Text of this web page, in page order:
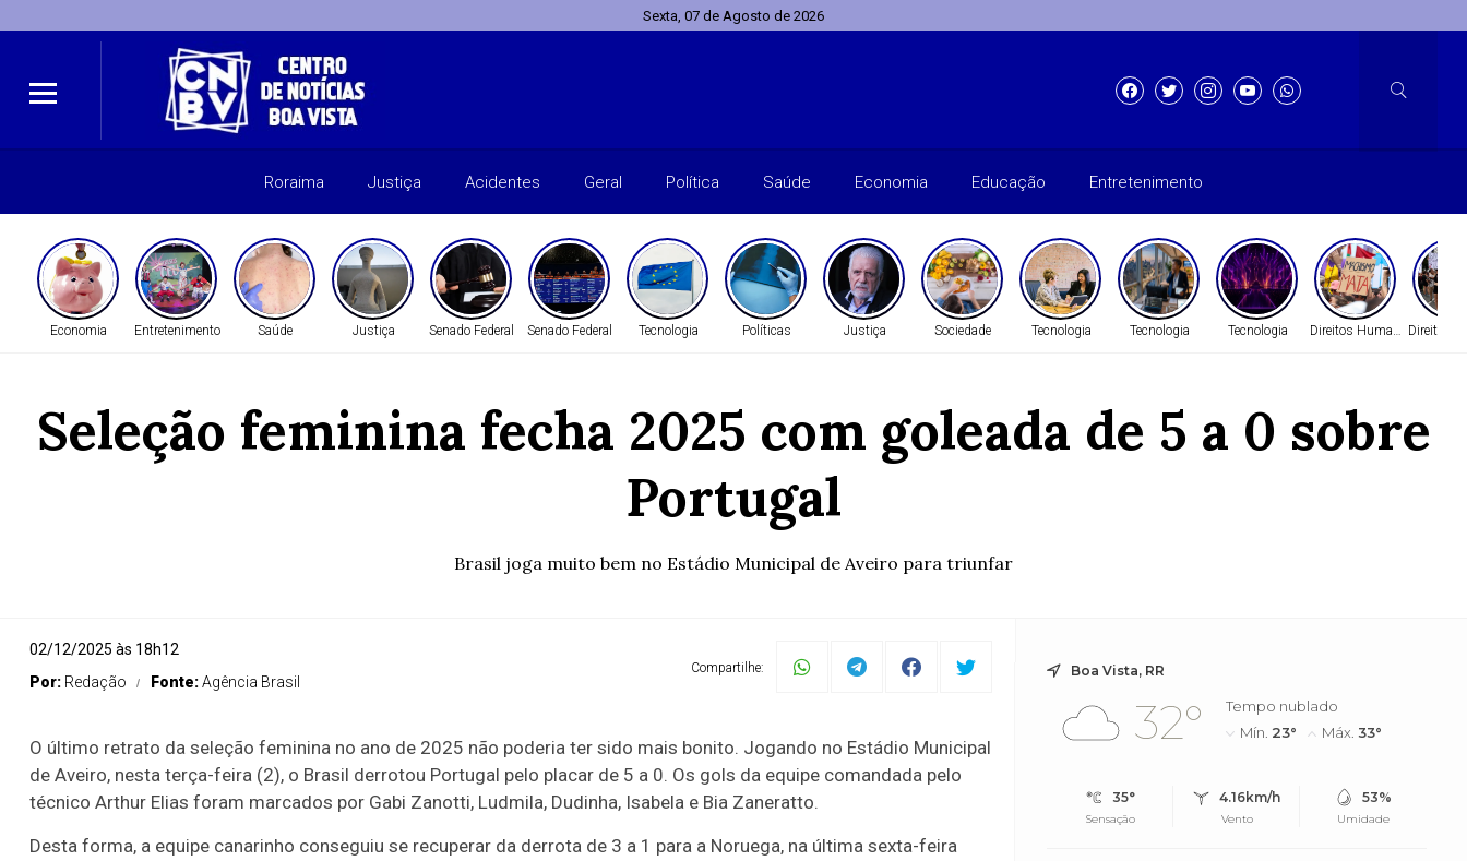
Sexta, 07 de Agosto de 2026
Roraima Justiça Acidentes Geral Política Saúde Economia Educação Entretenimento
Economia Entretenimento Saúde Justiça Senado Federal Senado Federal Tecnologia Políticas Justiça Sociedade Tecnologia Tecnologia Tecnologia Direitos HumanosDireitos
Seleção feminina fecha 2025 com goleada de 5 a 0 sobre
Portugal
Brasil joga muito bem no Estádio Municipal de Aveiro para triunfar
02/12/2025 às 18h12
Por: Redação Fonte:Agência Brasil
Compartilhe:
O último retrato da seleção feminina no ano de 2025 não poderia ter sido mais bonito. Jogando no Estádio Municipal
de Aveiro, nesta terça-feira (2), o Brasil derrotou Portugal pelo placar de 5 a 0. Os gols da equipe comandada pelo
técnico Arthur Elias foram marcados por Gabi Zanotti, Ludmila, Dudinha, Isabela e Bia Zaneratto.
Desta forma, a equipe canarinho conseguiu se recuperar da derrota de 3 a 1 para a Noruega, na última sexta-feira
Boa Vista, RR
32°
Tempo nublado
Mín. 23° Máx.33°
35°
Sensação
4.16km/h
Vento
53%
Umidade